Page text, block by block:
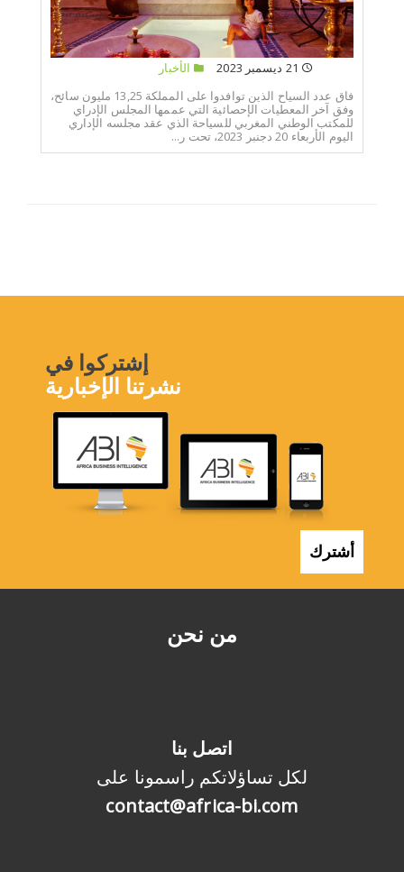
الأخبار
فاق عدد السياح الذين توافدوا على المملكة 13,25 مليون سائح،
وفق آخر المعطيات الإحصائية التي عممها المجلس الإدراي
للمكتب الوطني المغربي للسياحة الذي عقد مجلسه الإداري
اليوم الأربعاء 20 دجنبر 2023، تحت ر...
من نحن
اتصل بنا
لكل تساؤلاتكم راسمونا على
contact@africa-bi.com
إشتركوا في
نشرتنا الإخبارية
أشترك